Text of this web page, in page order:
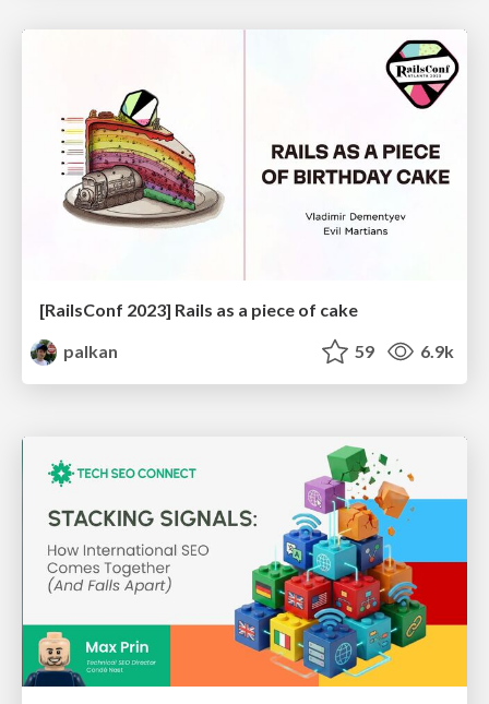
[RailsConf 2023] Rails as a piece of cake
palkan
59 6.9k